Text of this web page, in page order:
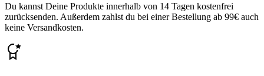
Du kannst Deine Produkte innerhalb von 14 Tagen kostenfrei
zurücksenden. Außerdem zahlst du bei einer Bestellung ab 99€ auch
keine Versandkosten.